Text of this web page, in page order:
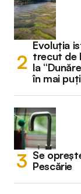
Evoluția
trecut de
la
în mai
Se
Pescărie